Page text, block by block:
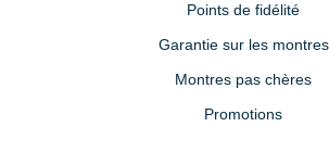
Points de fidélité
Garantie sur les montres
Montres pas chères
Promotions